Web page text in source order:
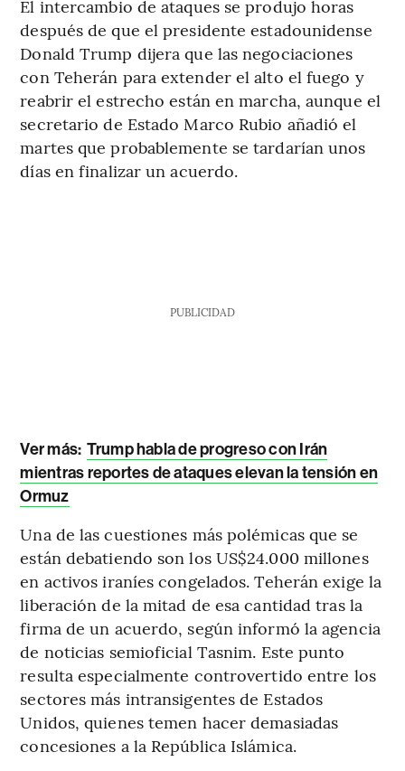
El intercambio de ataques se produjo horas
después de que el presidente estadounidense
Donald Trump dijera que las negociaciones
con Teherán para extender el alto el fuego y
reabrir el estrecho están en marcha, aunque el
secretario de Estado Marco Rubio añadió el
martes que probablemente se tardarían unos
días en finalizar un acuerdo.
PUBLICIDAD
Ver más: Trump habla de progreso con Irán
mientras reportes de ataques elevan la tensión en
Ormuz
Una de las cuestiones más polémicas que se
están debatiendo son los US$24.000 millones
en activos iraníes congelados. Teherán exige la
liberación de la mitad de esa cantidad tras la
firma de un acuerdo, según informó la agencia
de noticias semioficial Tasnim. Este punto
resulta especialmente controvertido entre los
sectores más intransigentes de Estados
Unidos, quienes temen hacer demasiadas
concesiones a la República Islámica.